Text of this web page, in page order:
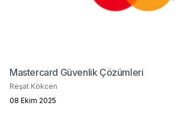
Mastercard Güvenlik Çözümleri
Reşat Kökcen
08 Ekim 2025